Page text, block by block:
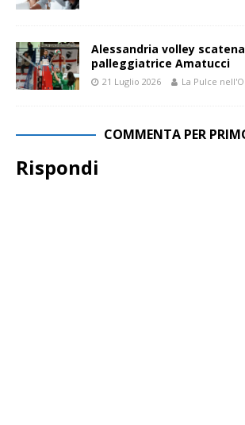
Alessandria volley
palleggiatrice Amatucci
21 Luglio 2026 La Pulce
COMMENTA PER
Rispondi